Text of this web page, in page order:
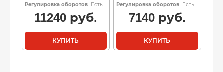
Регулировка оборотов: Есть
11240руб.
КУПИТЬ
Регулировка оборотов: Есть
7140руб.
КУПИТЬ